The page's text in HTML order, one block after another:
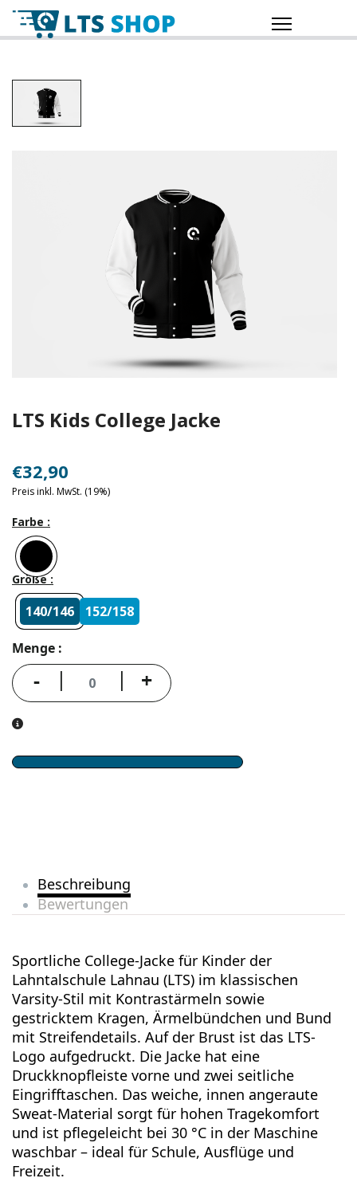
LTS Kids College Jacke
€32,90
Preis inkl. MwSt. (19%)
Farbe
Größe
140/146 152/158
Menge
- +
Beschreibung
Bewertungen
Sportliche College-Jacke für Kinder der
Lahntalschule Lahnau (LTS) im klassischen
Varsity-Stil mit Kontrastärmeln sowie
gestricktem Kragen, Ärmelbündchen und Bund
mit Streifendetails. Auf der Brust ist das LTS-
Logo aufgedruckt. Die Jacke hat eine
Druckknopfleiste vorne und zwei seitliche
Eingrifftaschen. Das weiche, innen angeraute
Sweat-Material sorgt für hohen Tragekomfort
und ist pflegeleicht bei 30 °C in der Maschine
waschbar – ideal für Schule, Ausflüge und
Freizeit.